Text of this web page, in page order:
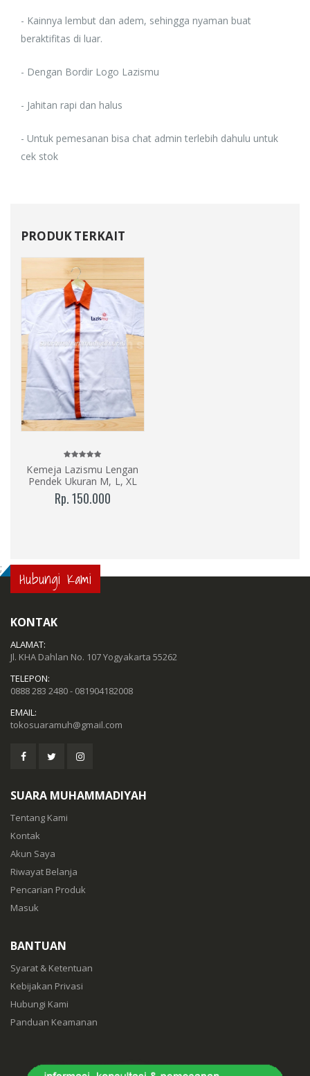
- Kainnya lembut dan adem, sehingga nyaman buat
beraktifitas di luar.
- Dengan Bordir Logo Lazismu
- Jahitan rapi dan halus
- Untuk pemesanan bisa chat admin terlebih dahulu untuk
cek stok
PRODUK TERKAIT
Kemeja Lazismu Lengan
Pendek Ukuran M, L, XL
Rp. 150.000
; Hubungi Kami
KONTAK
ALAMAT:
Jl. KHA Dahlan No. 107 Yogyakarta 55262
TELEPON:
0888 283 2480 - 081904182008
EMAIL:
tokosuaramuh@gmail.com
SUARA MUHAMMADIYAH
Tentang Kami
Kontak
Akun Saya
Riwayat Belanja
Pencarian Produk
Masuk
BANTUAN
Syarat & Ketentuan
Kebijakan Privasi
Hubungi Kami
Panduan Keamanan